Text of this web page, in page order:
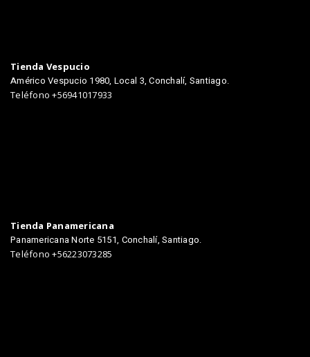
Tienda Vespucio
Américo Vespucio 1980, Local 3, Conchalí, Santiago.
Teléfono +56941017933
Tienda Panamericana
Panamericana Norte 5151, Conchalí, Santiago.
Teléfono +56223073285